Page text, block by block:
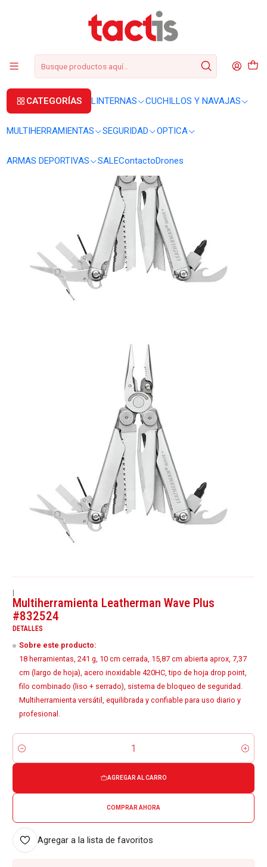
CATEGORÍAS LINTERNAS CUCHILLOS Y NAVAJAS
MULTIHERRAMIENTAS SEGURIDAD OPTICA
ARMAS DEPORTIVAS SALEContactoDrones
+56 2 3224 9572 +569 62369815
MULTIHERRAMIENTAS
MULTIHERRAMIENTAS
Multiherramienta Leatherman Wave Plus #832524
|
Multiherramienta Leatherman Wave Plus
#832524
DETALLES
Sobre este producto:
18 herramientas, 241 g, 10 cm cerrada, 15,87 cm abierta aprox, 7,37
cm (largo de hoja), acero inoxidable 420HC, tipo de hoja drop point,
filo combinado (liso + serrado), sistema de bloqueo de seguridad.
Multiherramienta versátil, equilibrada y confiable para uso diario y
profesional.
Cantidad
AGREGAR AL CARRO
COMPRAR AHORA
Agregar a la lista de favoritos